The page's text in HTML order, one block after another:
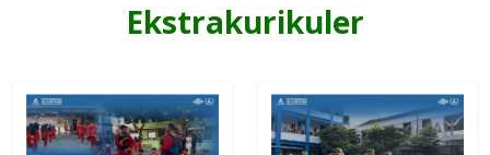
Ekstrakurikuler